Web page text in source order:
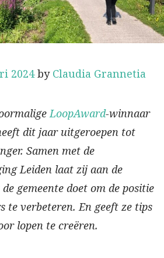
2024by Claudia Grannetia
LoopAward-winnaar
dit jaar uitgeroepen tot
Samen met de
Leiden laat zij aan de
gemeente doet om de positie
te verbeteren. En geeft ze tips
lopen te creëren.